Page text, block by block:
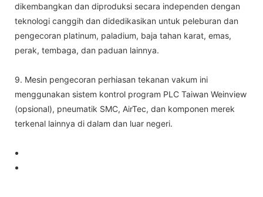
dikembangkan dan diproduksi secara independen dengan
teknologi canggih dan didedikasikan untuk peleburan dan
pengecoran platinum, paladium, baja tahan karat, emas,
perak, tembaga, dan paduan lainnya.
9. Mesin pengecoran perhiasan tekanan vakum ini
menggunakan sistem kontrol program PLC Taiwan Weinview
(opsional), pneumatik SMC, AirTec, dan komponen merek
terkenal lainnya di dalam dan luar negeri.